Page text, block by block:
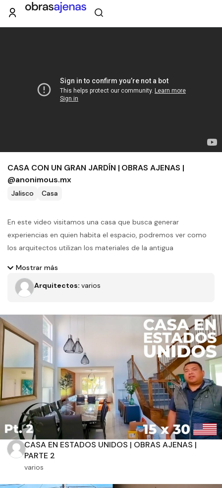
CASA CON UN GRAN JARDÍN | OBRAS AJENAS |
@anonimous.mx
Jalisco Casa
En este video visitamos una casa que busca generar
experiencias en quien habita el espacio, podremos ver como
los arquitectos utilizan los materiales de la antigua
Mostrar más
Arquitectos: varios
CASA EN ESTADOS UNIDOS | OBRAS AJENAS |
PARTE 2
varios
Filtros
Tipo de obra Estado
Recamaras Baños